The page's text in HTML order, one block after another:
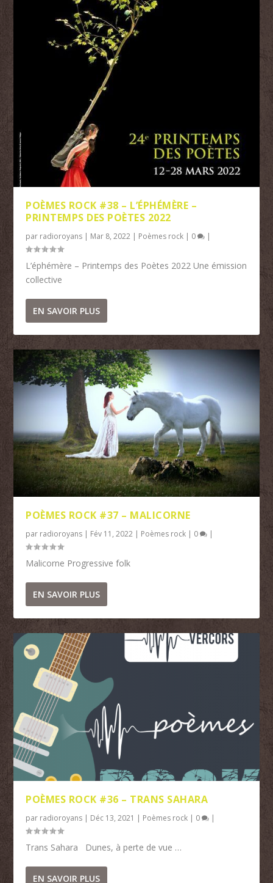
POÈMES ROCK #38 – L’ÉPHÉMÈRE –
PRINTEMPS DES POÈTES 2022
par radioroyans | Mar 8, 2022 | Poèmes rock | 0 |
L’éphémère – Printemps des Poètes 2022 Une émission
collective
EN SAVOIR PLUS
POÈMES ROCK #37 – MALICORNE
par radioroyans | Fév 11, 2022 | Poèmes rock | 0 |
Malicorne Progressive folk
EN SAVOIR PLUS
POÈMES ROCK #36 – TRANS SAHARA
par radioroyans | Déc 13, 2021 | Poèmes rock | 0 |
Trans Sahara Dunes, à perte de vue …
EN SAVOIR PLUS